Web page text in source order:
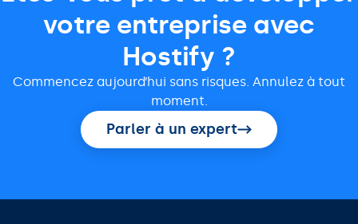
votre entreprise avec
Hostify ?
Commencez aujourd’hui sans risques. Annulez à tout
moment.
Parler à un expert